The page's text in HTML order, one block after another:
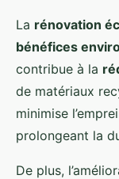
La rénovation
bénéfices
contribue à la
de matériaux
minimise
prolongeant la
De plus,